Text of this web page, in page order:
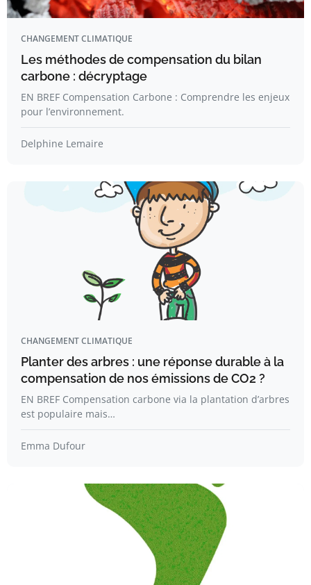
CHANGEMENT CLIMATIQUE
Les méthodes de compensation du bilan
carbone : décryptage
EN BREF Compensation Carbone : Comprendre les enjeux
pour l’environnement.
Delphine Lemaire
CHANGEMENT CLIMATIQUE
Planter des arbres : une réponse durable à la
compensation de nos émissions de CO2 ?
EN BREF Compensation carbone via la plantation d’arbres
est populaire mais…
Emma Dufour